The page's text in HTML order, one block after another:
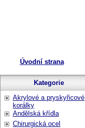
Úvodní strana
Kategorie
Akrylové a pryskyřicové
korálky
Andělská křídla
Chirurgická ocel